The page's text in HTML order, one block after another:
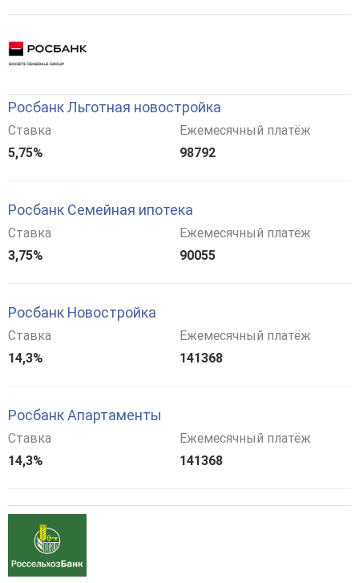
Росбанк Льготная новостройка
Ставка
5,75%
Ежемесячный платёж
98792
Росбанк Семейная ипотека
Ставка
3,75%
Ежемесячный платёж
90055
Росбанк Новостройка
Ставка
14,3%
Ежемесячный платёж
141368
Росбанк Апартаменты
Ставка
14,3%
Ежемесячный платёж
141368